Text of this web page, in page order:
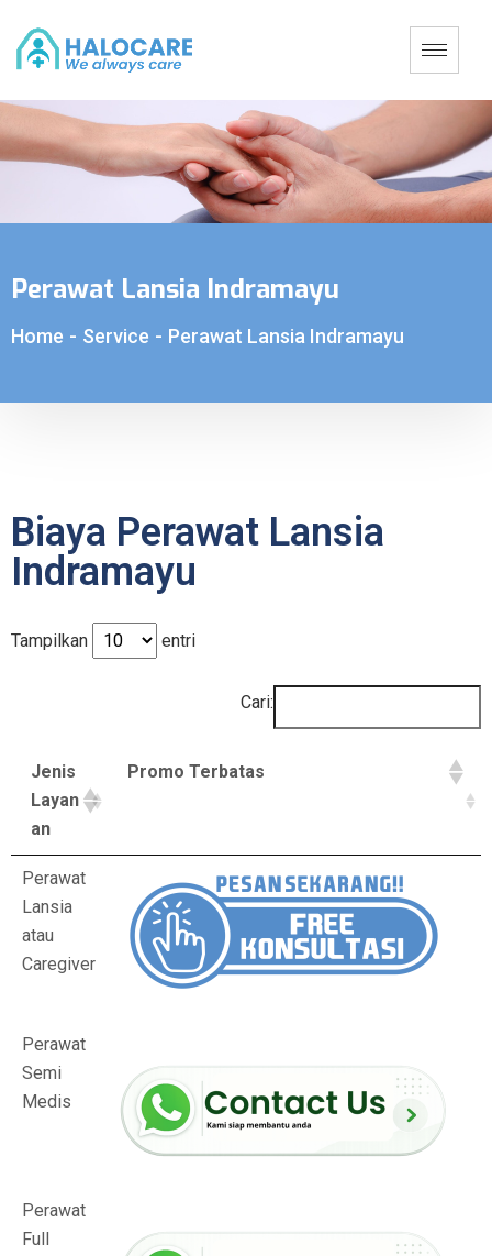
Perawat Lansia Indramayu
Home - Service - Perawat Lansia Indramayu
Biaya Perawat Lansia
Indramayu
Tampilkan entri
Cari:
Jenis
Layan
an
Promo Terbatas
Perawat
Lansia
atau
Caregiver
Perawat
Semi
Medis
Perawat
Full